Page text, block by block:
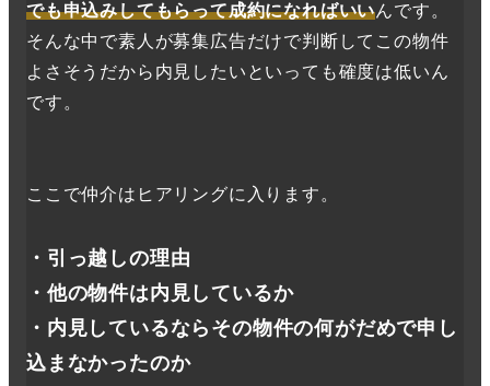
でも申込みしてもらって成約になればいいんです。
そんな中で素人が募集広告だけで判断してこの物件
よさそうだから内見したいといっても確度は低いん
です。
ここで仲介はヒアリングに入ります。
・ 引っ越しの理由
・他の物件は内見しているか
・内見しているならその物件の何がだめで申し
込まなかったのか